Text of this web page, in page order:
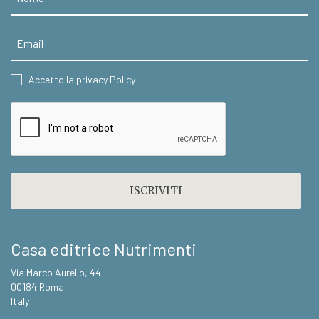
CONSENT
Accetto la privacy Policy
Casa editrice Nutrimenti
Via Marco Aurelio, 44
00184 Roma
Italy